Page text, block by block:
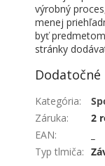
výrobný
menej
byť
stránky
Kategória:
Záruka:
2
EAN:
Typ tlmiča: